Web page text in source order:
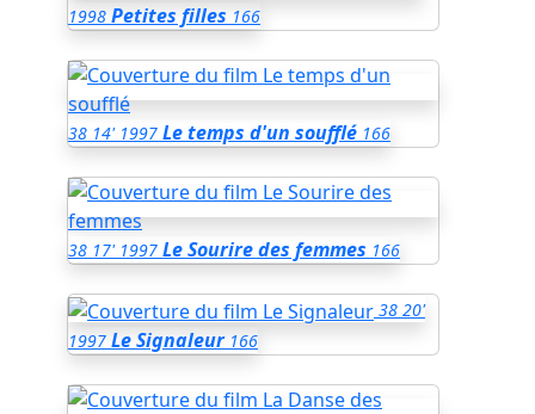
1998 Petites filles 166
38 14' 1997 Le temps d'un soufflé 166
38 17' 1997 Le Sourire des femmes 166
38 20'
1997 Le Signaleur 166